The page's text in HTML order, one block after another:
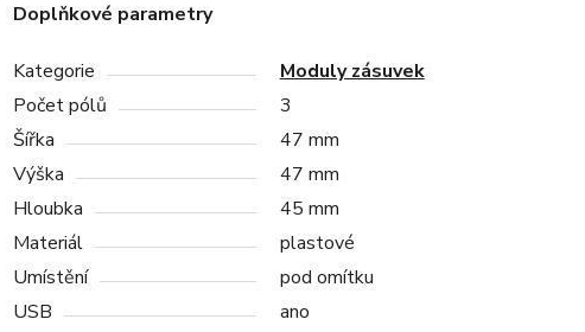
Doplňkové parametry
Kategorie
Moduly zásuvek
Počet pólů
3
Šířka
47 mm
Výška
47 mm
Hloubka
45 mm
Materiál
plastové
Umístění
pod omítku
USB
ano